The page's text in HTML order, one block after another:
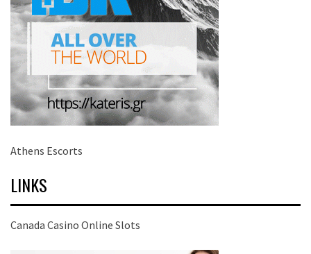
Athens Escorts
LINKS
Canada Casino Online Slots